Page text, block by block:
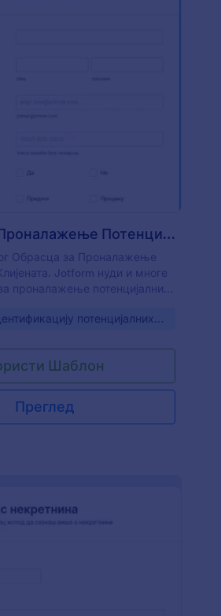
Образац за Проналажење Потенцијалних Клијената
Обрасца за Проналажење
Jotform нуди и многе
проналажење потенцијалних
потенцијалних
Шаблон
Преглед